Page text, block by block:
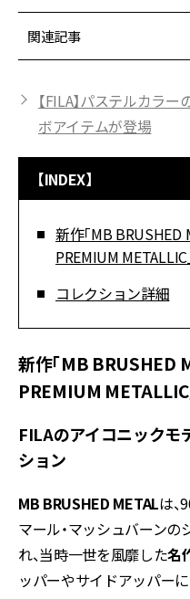
関連記事
【FILA】パステルカラ
ボアイテムが登場
【INDEX】
新作「MB BRUSHED
PREMIUM METALLIC
コレクション詳細
新作「MB BRUSHED
PREMIUM METALLIC
FILAのアイコニックモ
ション
MB BRUSHED METALは
マール・マッシュバーン
れ、当時一世を風靡した名
ッパーやサイドアッパー